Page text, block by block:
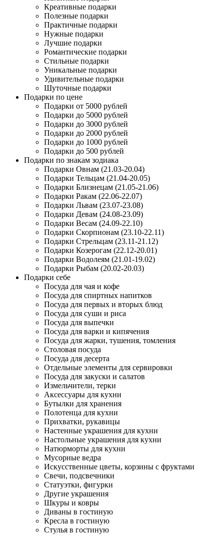
Креативные подарки
Полезные подарки
Практичные подарки
Нужные подарки
Лучшие подарки
Романтические подарки
Стильные подарки
Уникальные подарки
Удивительные подарки
Шуточные подарки
Подарки по цене
Подарки от 5000 рублей
Подарки до 5000 рублей
Подарки до 3000 рублей
Подарки до 2000 рублей
Подарки до 1000 рублей
Подарки до 500 рублей
Подарки по знакам зодиака
Подарки Овнам (21.03-20.04)
Подарки Тельцам (21.04-20.05)
Подарки Близнецам (21.05-21.06)
Подарки Ракам (22.06-22.07)
Подарки Львам (23.07-23.08)
Подарки Девам (24.08-23.09)
Подарки Весам (24.09-22.10)
Подарки Скорпионам (23.10-22.11)
Подарки Стрельцам (23.11-21.12)
Подарки Козерогам (22.12-20.01)
Подарки Водолеям (21.01-19.02)
Подарки Рыбам (20.02-20.03)
Подарки себе
Посуда для чая и кофе
Посуда для спиртных напитков
Посуда для первых и вторых блюд
Посуда для суши и риса
Посуда для выпечки
Посуда для варки и кипячения
Посуда для жарки, тушения, томления
Столовая посуда
Посуда для десерта
Отдельные элементы для сервировки
Посуда для закуски и салатов
Измельчители, терки
Аксессуары для кухни
Бутылки для хранения
Полотенца для кухни
Прихватки, рукавицы
Настенные украшения для кухни
Настольные украшения для кухни
Натюрморты для кухни
Мусорные ведра
Искусственные цветы, корзины с фруктами
Свечи, подсвечники
Статуэтки, фигурки
Другие украшения
Шкуры и ковры
Диваны в гостиную
Кресла в гостиную
Стулья в гостиную